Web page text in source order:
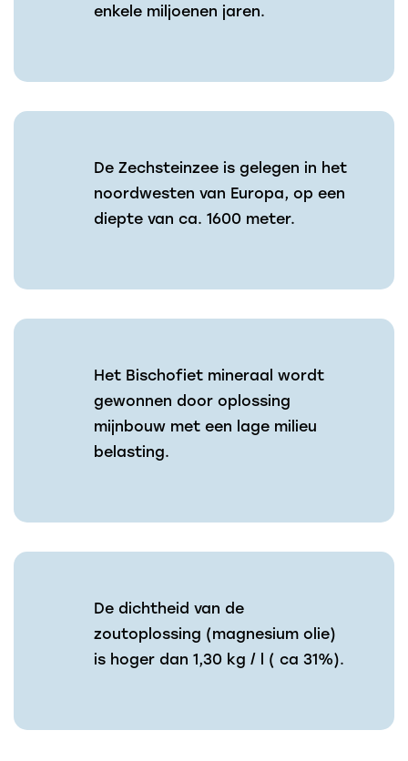
enkele miljoenen jaren.
De Zechsteinzee is gelegen in het
noordwesten van Europa, op een
diepte van ca. 1600 meter.
Het Bischofiet mineraal wordt
gewonnen door oplossing
mijnbouw met een lage milieu
belasting.
De dichtheid van de
zoutoplossing (magnesium olie)
is hoger dan 1,30 kg / l ( ca 31%).